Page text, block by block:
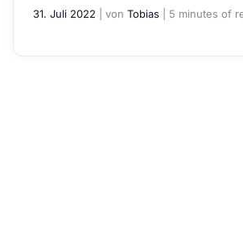
31. Juli 2022 | vonTobias 5 minutes of